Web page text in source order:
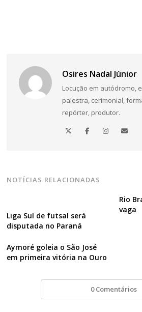
Osires Nadal Júnior
Locução em autódromo,
palestra, cerimonial,
repórter, produtor.
NOTÍCIAS RELACIONADAS
Liga Sul de futsal será
disputada no Paraná
Rio
vaga
Aymoré goleia o São José
em primeira vitória na Ouro
0 Comentários
Navegação